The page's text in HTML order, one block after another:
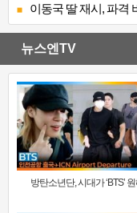
이동국 딸 재시, 파격
뉴스엔TV
방탄소년단, 시대가 ‘BTS’ 원